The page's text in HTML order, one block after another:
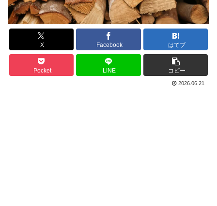
X Facebook はてブ
Pocket LINE コピー
2026.06.21